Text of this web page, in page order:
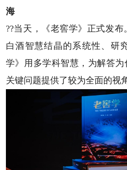
海
??当天，《老窖学》正式发
白酒智慧结晶的系统性、研
学》用多学科智慧，为解答为
关键问题提供了较为全面的视